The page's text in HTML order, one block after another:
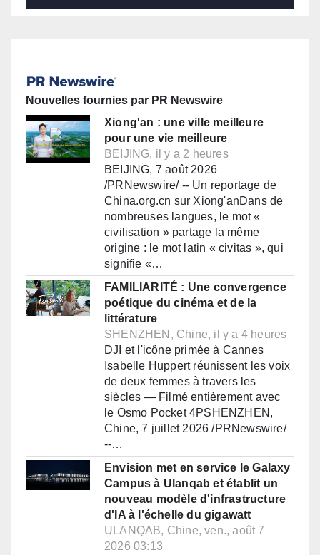
Nouvelles fournies par PR Newswire
Xiong'an : une ville meilleure
pour une vie meilleure
BEIJING, il y a 2 heures
BEIJING, 7 août 2026
/PRNewswire/ -- Un reportage de
China.org.cn sur Xiong'anDans de
nombreuses langues, le mot «
civilisation » partage la même
origine : le mot latin « civitas », qui
signifie «…
FAMILIARITÉ : Une convergence
poétique du cinéma et de la
littérature
SHENZHEN, Chine, il y a 4 heures
DJI et l'icône primée à Cannes
Isabelle Huppert réunissent les voix
de deux femmes à travers les
siècles — Filmé entièrement avec
le Osmo Pocket 4PSHENZHEN,
Chine, 7 juillet 2026 /PRNewswire/
--…
Envision met en service le Galaxy
Campus à Ulanqab et établit un
nouveau modèle d'infrastructure
d'IA à l'échelle du gigawatt
ULANQAB, Chine, ven., août 7
2026 03:13